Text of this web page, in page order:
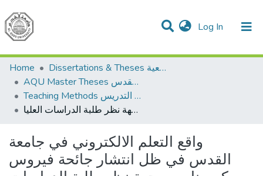
Log In (current)
Communities & Collections
All of DSpace
Home
Dissertations & Theses الرسائل الجامعية
AQU Master Theses الرسائل الجامعية الخاصة بجامعة القدس
Teaching Methods أساليب التدريس
واقع التعلم الالكتروني في جامعة القدس في ظل انتشار جائحة فيروس كورونا من وجهة نظر طلبة الدراسات العليا
واقع التعلم الالكتروني في جامعة
القدس في ظل انتشار جائحة فيروس